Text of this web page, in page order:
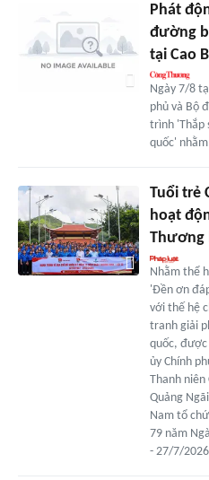
Phát
đường
tại Cao
Ngày 7/8
phủ và Bộ
trình 'Thắp
quốc'
Tuổi trẻ
hoạt
Thương
Nhằm thể
'Đền ơn
với thế hệ
tranh giải
quốc,
ủy Chính
Thanh niên
Quảng
Nam tổ
79 năm
- 27/7/